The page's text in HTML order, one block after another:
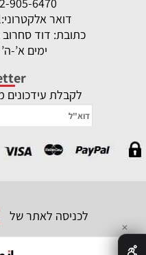
דואר אלקטרוני:
כתובת: דוד סחרוב 5 קומה 1 , ראשון לציון
ימים א’-ה’ :09:00-
לקבלת
לכניסה לאתר של
✕